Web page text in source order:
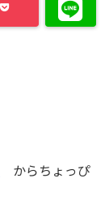
からちょっぴ